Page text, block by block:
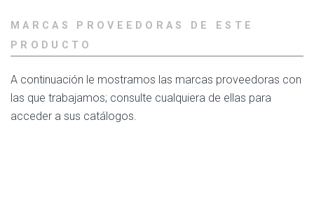
MARCAS PROVEEDORAS DE ESTE
PRODUCTO
A continuación le mostramos las marcas proveedoras con
las que trabajamos; consulte cualquiera de ellas para
acceder a sus catálogos.